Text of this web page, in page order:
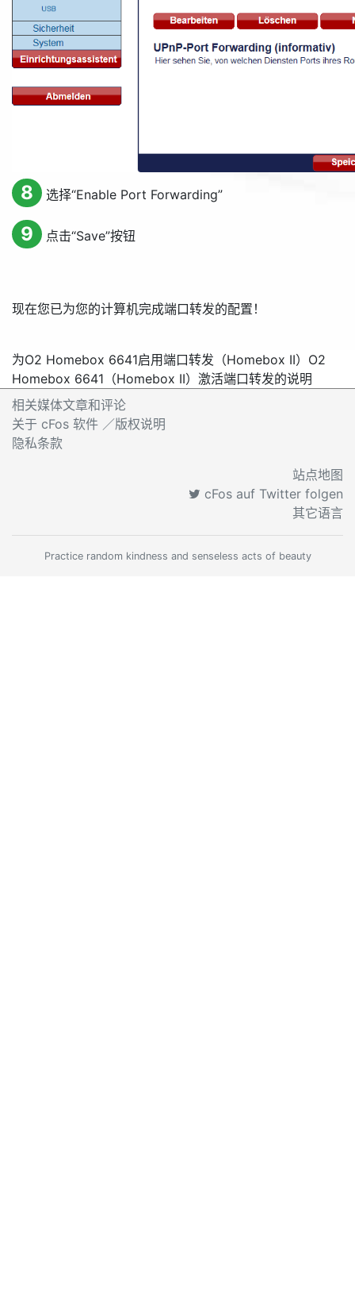
8 选择“Enable Port Forwarding”
9 点击“Save”按钮
现在您已为您的计算机完成端口转发的配置！
为O2 Homebox 6641启用端口转发（Homebox II） O2
Homebox 6641（Homebox II）激活端口转发的说明
相关媒体文章和评论
关于 cFos 软件 ／版权说明
隐私条款
站点地图
cFos auf Twitter folgen
其它语言
Practice random kindness and senseless acts of beauty